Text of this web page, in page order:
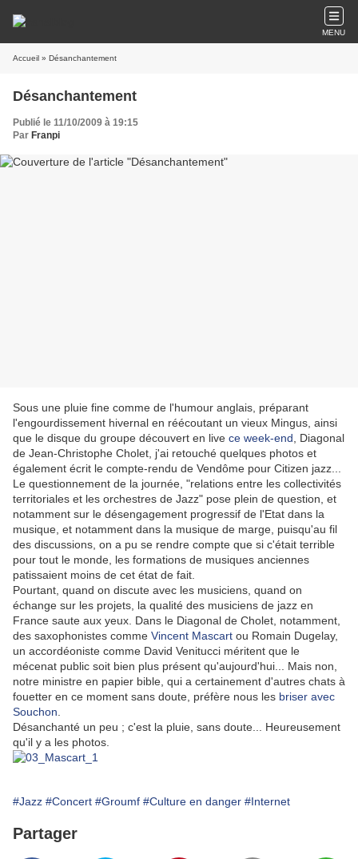
MENU
Accueil » Désanchantement
Désanchantement
Publié le 11/10/2009 à 19:15
Par Franpi
Sous une pluie fine comme de l'humour anglais, préparant
l'engourdissement hivernal en réécoutant un vieux Mingus, ainsi
que le disque du groupe découvert en live ce week-end , Diagonal
de Jean-Christophe Cholet, j'ai retouché quelques photos et
également écrit le compte-rendu de Vendôme pour Citizen jazz...
Le questionnement de la journée, "relations entre les collectivités
territoriales et les orchestres de Jazz" pose plein de question, et
notamment sur le désengagement progressif de l'Etat dans la
musique, et notamment dans la musique de marge, puisqu'au fil
des discussions, on a pu se rendre compte que si c'était terrible
pour tout le monde, les formations de musiques anciennes
patissaient moins de cet état de fait.
Pourtant, quand on discute avec les musiciens, quand on
échange sur les projets, la qualité des musiciens de jazz en
France saute aux yeux. Dans le Diagonal de Cholet, notamment,
des saxophonistes comme Vincent Mascart ou Romain Dugelay,
un accordéoniste comme David Venitucci méritent que le
mécenat public soit bien plus présent qu'aujourd'hui... Mais non,
notre ministre en papier bible, qui a certainement d'autres chats à
fouetter en ce moment sans doute, préfère nous les briser avec
Souchon
Désanchanté un peu ; c'est la pluie, sans doute... Heureusement
qu'il y a les photos.
#Jazz #Concert #Groumf #Culture en danger #Internet
Partager